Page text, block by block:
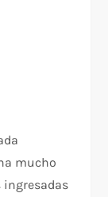
mucho
ingresadas